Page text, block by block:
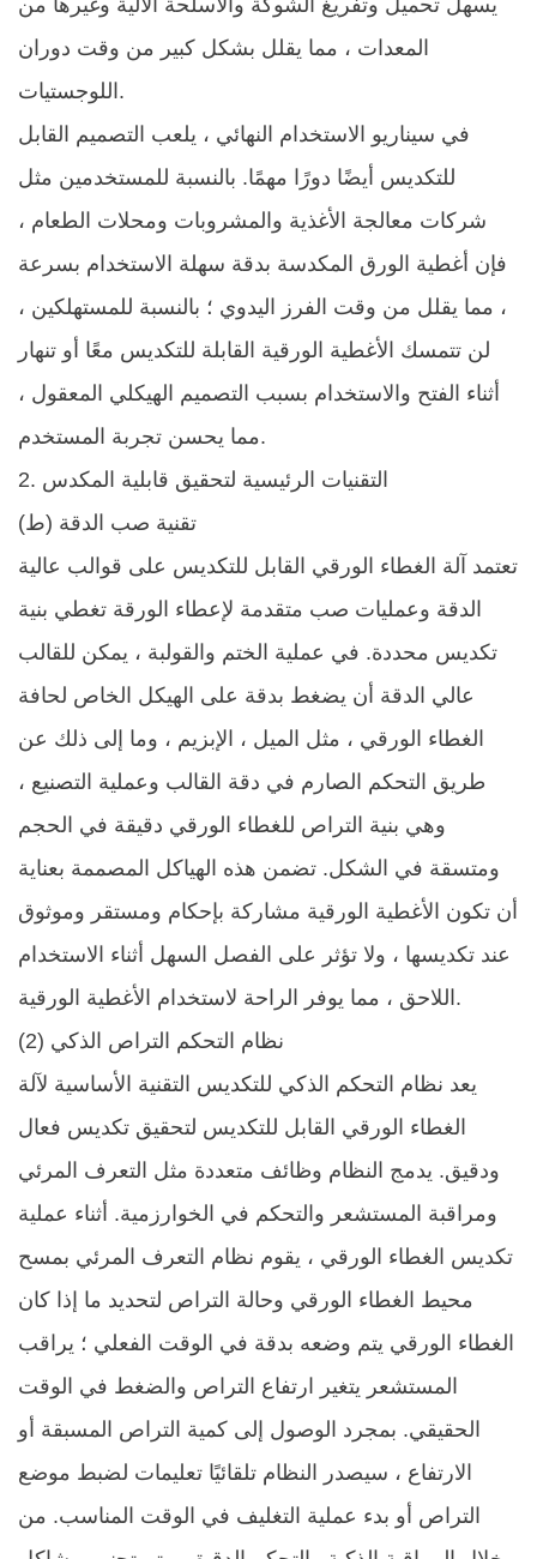
يسهل تحميل وتفريغ الشوكة والأسلحة الآلية وغيرها من
المعدات ، مما يقلل بشكل كبير من وقت دوران
اللوجستيات. ​
في سيناريو الاستخدام النهائي ، يلعب التصميم القابل
للتكديس أيضًا دورًا مهمًا. بالنسبة للمستخدمين مثل
شركات معالجة الأغذية والمشروبات ومحلات الطعام ،
فإن أغطية الورق المكدسة بدقة سهلة الاستخدام بسرعة
، مما يقلل من وقت الفرز اليدوي ؛ بالنسبة للمستهلكين ،
لن تتمسك الأغطية الورقية القابلة للتكديس معًا أو تنهار
أثناء الفتح والاستخدام بسبب التصميم الهيكلي المعقول ،
مما يحسن تجربة المستخدم. ​
2. التقنيات الرئيسية لتحقيق قابلية المكدس
(ط) تقنية صب الدقة
تعتمد آلة الغطاء الورقي القابل للتكديس على قوالب عالية
الدقة وعمليات صب متقدمة لإعطاء الورقة تغطي بنية
تكديس محددة. في عملية الختم والقولبة ، يمكن للقالب
عالي الدقة أن يضغط بدقة على الهيكل الخاص لحافة
الغطاء الورقي ، مثل الميل ، الإبزيم ، وما إلى ذلك عن
طريق التحكم الصارم في دقة القالب وعملية التصنيع ،
وهي بنية التراص للغطاء الورقي دقيقة في الحجم
ومتسقة في الشكل. تضمن هذه الهياكل المصممة بعناية
أن تكون الأغطية الورقية مشاركة بإحكام ومستقر وموثوق
عند تكديسها ، ولا تؤثر على الفصل السهل أثناء الاستخدام
اللاحق ، مما يوفر الراحة لاستخدام الأغطية الورقية.
(2) نظام التحكم التراص الذكي
يعد نظام التحكم الذكي للتكديس التقنية الأساسية لآلة
الغطاء الورقي القابل للتكديس لتحقيق تكديس فعال
ودقيق. يدمج النظام وظائف متعددة مثل التعرف المرئي
ومراقبة المستشعر والتحكم في الخوارزمية. أثناء عملية
تكديس الغطاء الورقي ، يقوم نظام التعرف المرئي بمسح
محيط الغطاء الورقي وحالة التراص لتحديد ما إذا كان
الغطاء الورقي يتم وضعه بدقة في الوقت الفعلي ؛ يراقب
المستشعر يتغير ارتفاع التراص والضغط في الوقت
الحقيقي. بمجرد الوصول إلى كمية التراص المسبقة أو
الارتفاع ، سيصدر النظام تلقائيًا تعليمات لضبط موضع
التراص أو بدء عملية التغليف في الوقت المناسب. من